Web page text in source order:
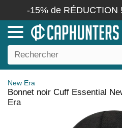
-15% de RÉDUCTION !
New Era
Bonnet noir Cuff Essential
Era